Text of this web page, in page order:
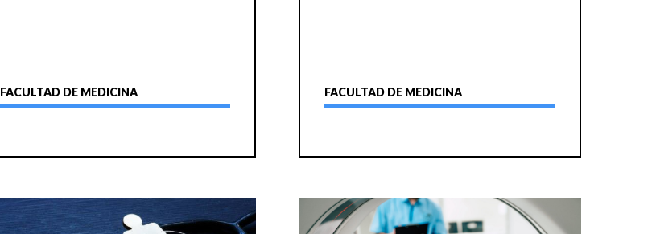
FACULTAD DE MEDICINA FACULTAD DE MEDICINA